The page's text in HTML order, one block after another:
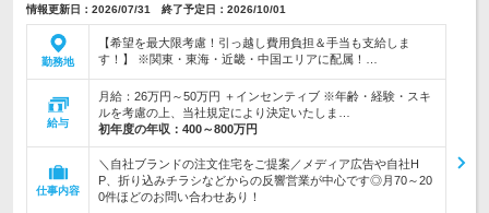
情報更新日：2026/07/31 終了予定日：2026/10/01
勤務地
【希望を最大限考慮！引っ越し費用負担＆手当も支給しま
す！】 ※関東・東海・近畿・中国エリアに配属！…
給与
月給：26万円～50万円 ＋インセンティブ ※年齢・経験・スキ
ルを考慮の上、当社規定により決定いたしま…
初年度の年収： 400～800万円
仕事内容
＼自社ブランドの注文住宅をご提案／メディア広告や自社H
P、折り込みチラシなどからの反響営業が中心です◎月70～20
0件ほどのお問い合わせあり！